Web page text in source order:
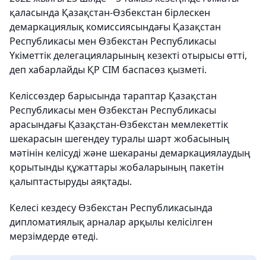
қаласында Қазақстан-Өзбекстан бірлескен
демаркациялық комиссиясындағы Қазақстан
Республикасы мен Өзбекстан Республикасы
Үкіметтік делегацияларының кезекті отырысы өтті,
деп хабарлайды ҚР СІМ баспасөз қызметі.
Келіссөздер барысында тараптар Қазақстан
Республикасы мен Өзбекстан Республикасы
арасындағы Қазақстан-Өзбекстан мемлекеттік
шекарасын шегендеу туралы шарт жобасының
мәтінін келісуді және шекараны демаркациялаудың
қорытынды құжаттары жобаларының пакетін
қалыптастыруды аяқтады.
Келесі кездесу Өзбекстан Республикасында
дипломатиялық арналар арқылы келісілген
мерзімдерде өтеді.